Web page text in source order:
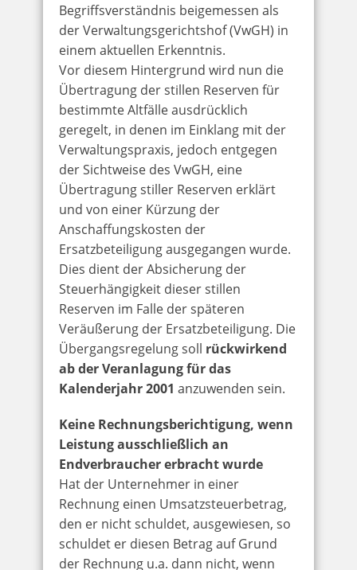
Begriffsverständnis beigemessen als
der Verwaltungsgerichtshof (VwGH) in
einem aktuellen Erkenntnis.
Vor diesem Hintergrund wird nun die
Übertragung der stillen Reserven für
bestimmte Altfälle ausdrücklich
geregelt, in denen im Einklang mit der
Verwaltungspraxis, jedoch entgegen
der Sichtweise des VwGH, eine
Übertragung stiller Reserven erklärt
und von einer Kürzung der
Anschaffungskosten der
Ersatzbeteiligung ausgegangen wurde.
Dies dient der Absicherung der
Steuerhängigkeit dieser stillen
Reserven im Falle der späteren
Veräußerung der Ersatzbeteiligung. Die
Übergangsregelung soll rückwirkend
ab der Veranlagung für das
Kalenderjahr 2001 anzuwenden sein.
Keine Rechnungsberichtigung, wenn
Leistung ausschließlich an
Endverbraucher erbracht wurde
Hat der Unternehmer in einer
Rechnung einen Umsatzsteuerbetrag,
den er nicht schuldet, ausgewiesen, so
schuldet er diesen Betrag auf Grund
der Rechnung u.a. dann nicht, wenn